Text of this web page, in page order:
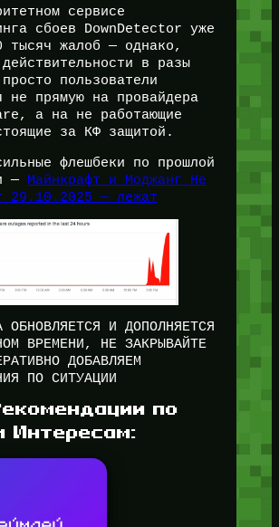
сервисе
сбоев DownDetector уже
тысяч жалоб — однако,
в разы
пользователи
не прямую на провайдера
а на не работающие
за КФ защитой.
флешбеки по прошлой
—
Майнкрафт и Моджанг Не
29.10.2025 — лежат
ОБНОВЛЯЕТСЯ И ДОПОЛНЯЕТСЯ
ВРЕМЕНИ, НЕ ЗАКРЫВАЙТЕ
ДОБАВЛЯЕМ
ПО СИТУАЦИИ
по
Интересам: